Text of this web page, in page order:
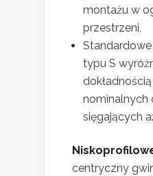
montażu w
przestrzeni,
typu S
nominalnych
sięgających
centryczny